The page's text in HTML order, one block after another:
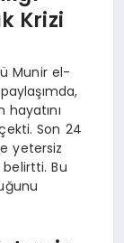
Krizi
Munir el-
hayatını
Son 24
yetersiz
Bu